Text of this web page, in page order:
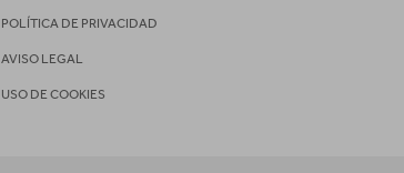
POLÍTICA DE PRIVACIDAD
AVISO LEGAL
USO DE COOKIES